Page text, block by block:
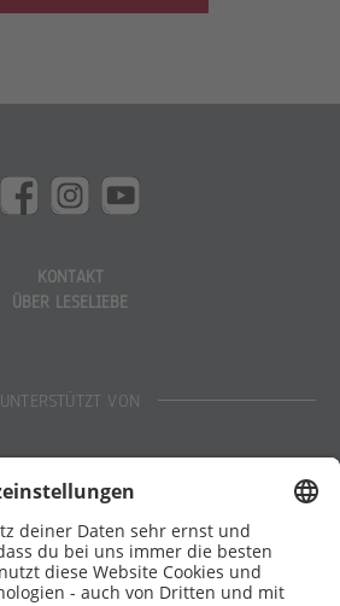
KONTAKT
ÜBER LESELIEBE
UNTERSTÜTZT VON
Stiftung Lesen